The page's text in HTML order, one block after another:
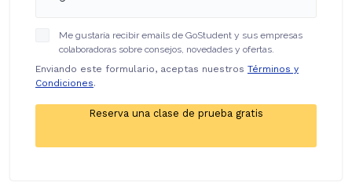
Me gustaría recibir emails de GoStudent y sus empresas
colaboradoras sobre consejos, novedades y ofertas.
Enviando este formulario, aceptas nuestros Términos y
Condiciones.